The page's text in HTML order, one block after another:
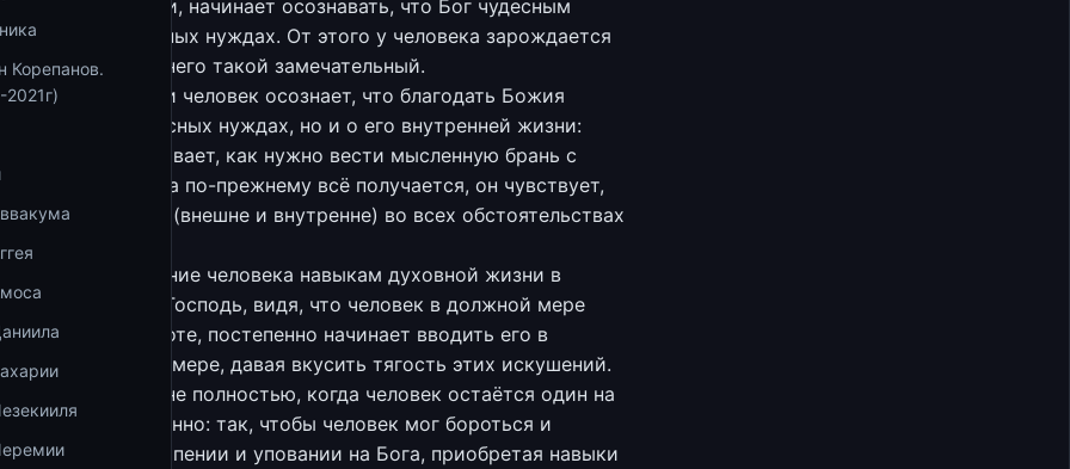
Корепанов.
вратами, начинает осознавать, что Бог чудесным
о его телесных нуждах. От этого у человека зарождается
который у него такой замечательный.
на этой ступени человек осознает, что благодать Божия
о его телесных нуждах, но и о его внутренней жизни:
соблазнов, показывает, как нужно вести мысленную брань с
У человека по-прежнему всё получается, он чувствует,
защищает (внешне и внутренне) во всех обстоятельствах
ступень. Обучение человека навыкам духовной жизни в
благодати. Господь, видя, что человек в должной мере
о Его заботе, постепенно начинает вводить его в
его мере, давая вкусить тягость этих искушений.
отнимается не полностью, когда человек остаётся один на
а дозированно: так, чтобы человек мог бороться и
искушения в терпении и уповании на Бога, приобретая навыки